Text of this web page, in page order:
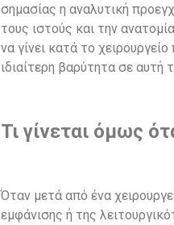
σημασίας η αναλυτική
τους ιστούς και την
να γίνει κατά το
ιδιαίτερη βαρύτητα σε αυτή
Τι γίνεται όμως
Όταν μετά από ένα
εμφάνισης ή της